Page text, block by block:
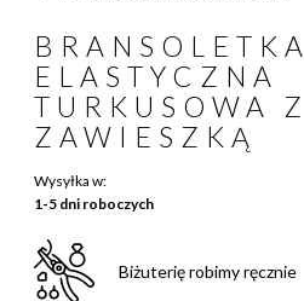
BRANSOLETKA
ELASTYCZNA
TURKUSOWA Z
ZAWIESZKĄ
Wysyłka w:
1-5 dni roboczych
Biżuterię robimy ręcznie